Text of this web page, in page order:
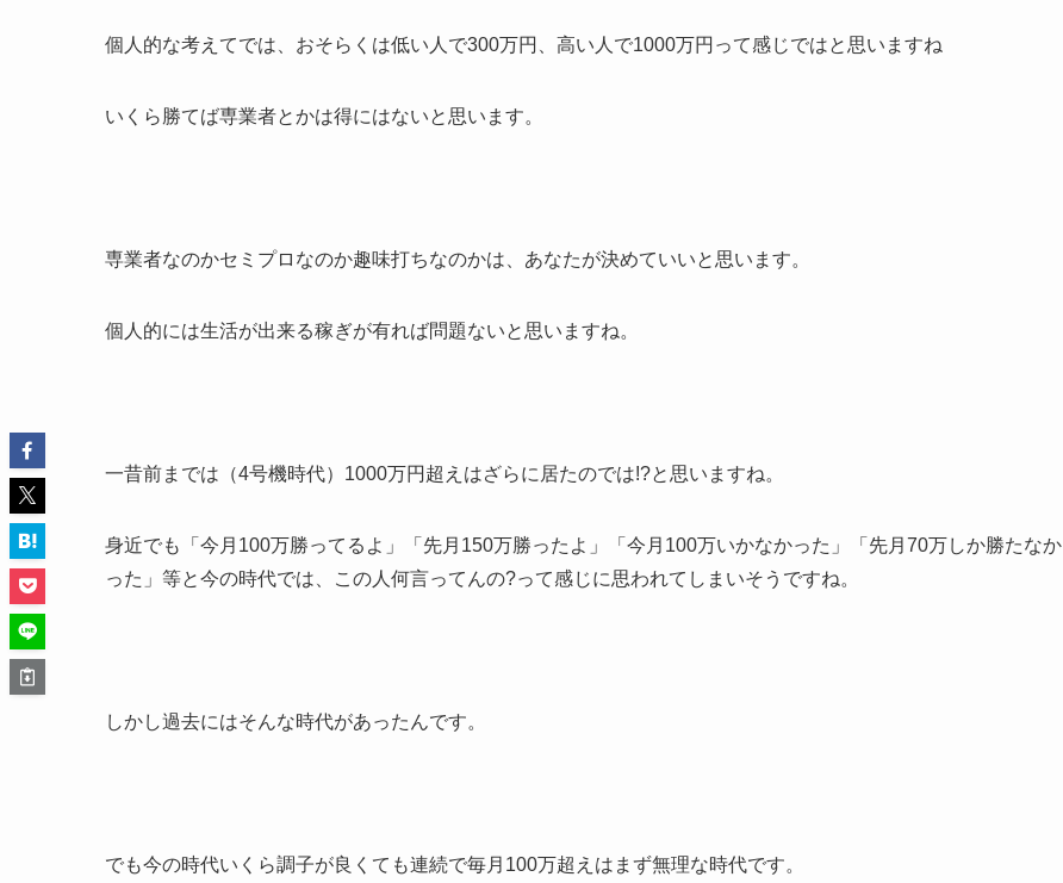
個人的な考えてでは、おそらくは低い人で300万円、高い人で1000万円って感じではと思いますね
いくら勝てば専業者とかは得にはないと思います。
専業者なのかセミプロなのか趣味打ちなのかは、あなたが決めていいと思います。
個人的には生活が出来る稼ぎが有れば問題ないと思いますね。
一昔前までは（4号機時代）1000万円超えはざらに居たのでは!?と思いますね。
身近でも「今月100万勝ってるよ」「先月150万勝ったよ」「今月100万いかなかった」「先月70万しか勝たなか
った」等と今の時代では、この人何言ってんの?って感じに思われてしまいそうですね。
しかし過去にはそんな時代があったんです。
でも今の時代いくら調子が良くても連続で毎月100万超えはまず無理な時代です。